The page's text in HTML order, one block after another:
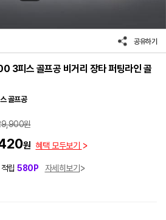
공유하기
3피스 골프공 비거리 장타 퍼팅라인 골
골프공
원
원 혜택 모두보기
립 580P
자세히보기